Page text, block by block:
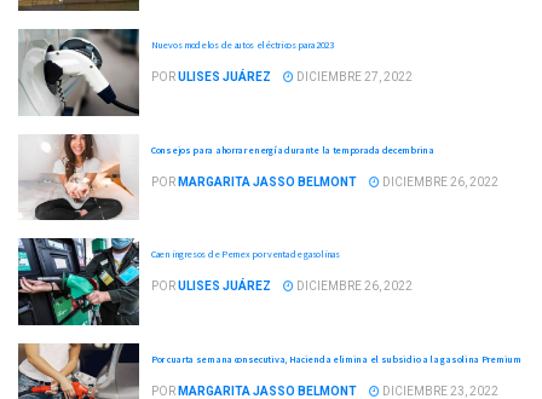
Nuevos modelos de autos eléctricos para 2023
PORULISES JUÁREZ DICIEMBRE 27, 2022
Consejos para ahorrar energía durante la temporada decembrina
POR MARGARITA JASSO BELMONT DICIEMBRE 26, 2022
Caen ingresos de Pemex por venta de gasolinas
PORULISES JUÁREZ DICIEMBRE 26, 2022
Por cuarta semana consecutiva, Hacienda elimina el subsidio a la gasolina Premium
POR MARGARITA JASSO BELMONT DICIEMBRE 23, 2022